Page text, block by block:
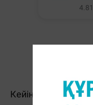
Кейінірек